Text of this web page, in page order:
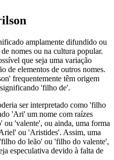
amplamente difundido ou
nomes ou na cultura popular.
que seja uma variação
de elementos de outros nomes.
frequentemente têm origem
'filho de'.
ser interpretado como 'filho
'Ari' um nome com raízes
ou 'valente', ou ainda, uma forma
ou 'Aristides'. Assim, uma
do leão' ou 'filho do valente',
especulativa devido à falta de